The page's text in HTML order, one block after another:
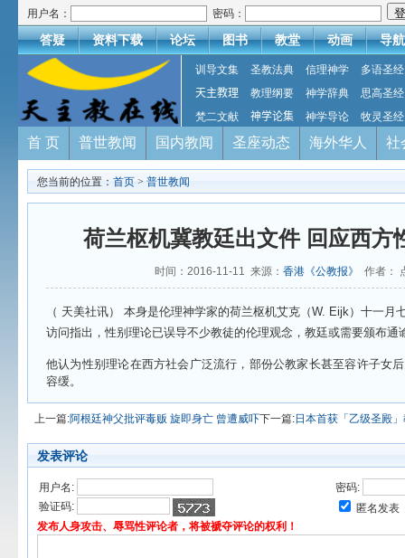
用户名： 密码：
答疑 资料下载 论坛 图书 教堂 动画 导航
训导文集 圣教法典 信理神学
多语圣经
天主教理
教理纲要 神学辞典
思高圣经
梵二文献
神学论集 神学导论 牧灵圣经
首 页 普世教闻 国内教闻 圣座动态 海外华人 社
您当前的位置： 首页 > 普世教闻
荷兰枢机冀教廷出文件 回应西方
时间：2016-11-11 来源： 香港《公教报》 作者：
（ 天美社讯） 本身是伦理神学家的荷兰枢机艾克（W. Eijk）十一月
访问指出，性别理论已误导不少教徒的伦理观念，教廷或需要颁布通
他认为性别理论在西方社会广泛流行，部份公教家长甚至容许子女
容缓。
上一篇:阿根廷神父批评毒贩 旋即身亡 曾遭威吓下一篇:日本首获「乙级圣殿
发表评论
用户名:
密码:
验证码:
匿名发表
发布人身攻击、辱骂性评论者，将被褫夺评论的权利！